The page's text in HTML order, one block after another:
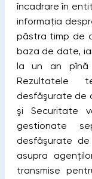
încadrare în
informaţia
păstra timp de
baza de date,
la un an
Rezultatele
desfăşurate de
şi Securitate
gestionate
desfăşurate
asupra
transmise